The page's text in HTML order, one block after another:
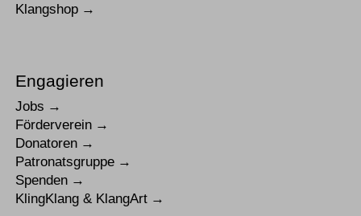
Klangshop
Engagieren
Jobs
Förderverein
Donatoren
Patronatsgruppe
Spenden
KlingKlang & KlangArt